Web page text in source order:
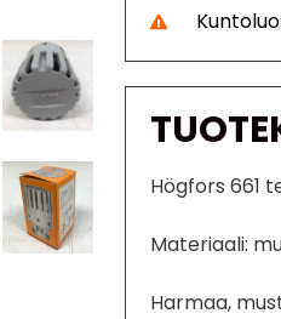
Högfors 661
Materiaali:
Harmaa,